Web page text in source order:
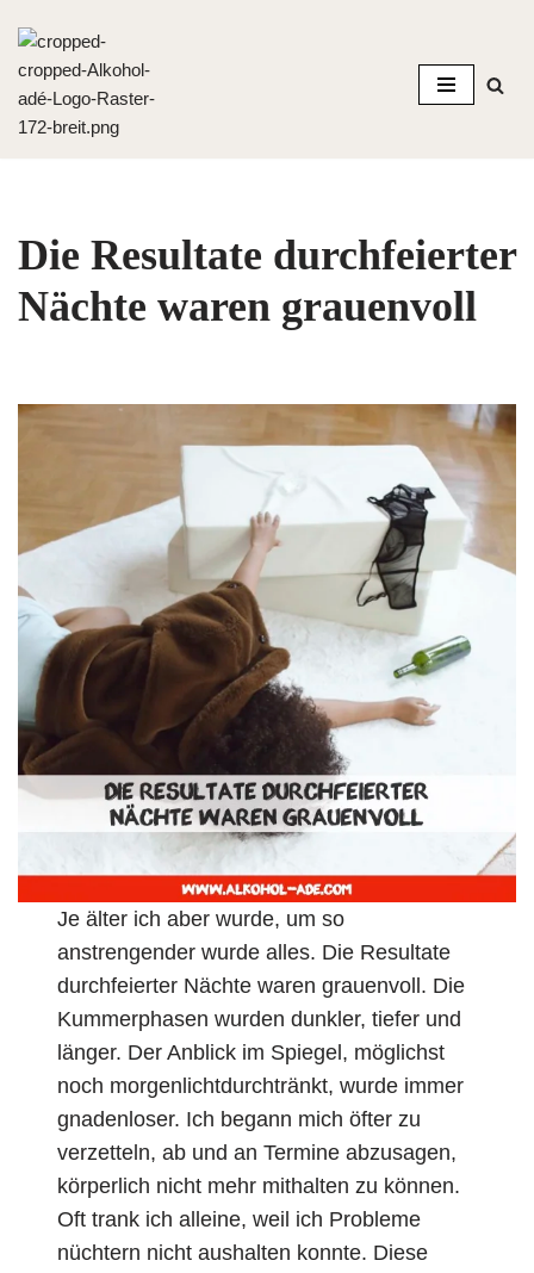
Zum
Inhalt
springen
Die Resultate durchfeierter
Nächte waren grauenvoll
Je älter ich aber wurde, um so
anstrengender wurde alles. Die Resultate
durchfeierter Nächte waren grauenvoll. Die
Kummerphasen wurden dunkler, tiefer und
länger. Der Anblick im Spiegel, möglichst
noch morgenlichtdurchtränkt, wurde immer
gnadenloser. Ich begann mich öfter zu
verzetteln, ab und an Termine abzusagen,
körperlich nicht mehr mithalten zu können.
Oft trank ich alleine, weil ich Probleme
nüchtern nicht aushalten konnte. Diese